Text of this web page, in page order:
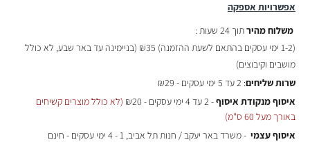
אפשרויות אספקה
משלוח מהירתוך 24 שעות :
(1-2 ימי עסקים בהתאם לשעת ההזמנה)
₪35 (בניימינה עד באר שבע, לא כולל
מושבים וקיבוצים)
שרות שליחים: 2 עד 5 ימי עסקים - ₪29
איסוף מנקודת איסוף- 2 עד 4 ימי עסקים - ₪20
(לא כולל מוצרים קשיחים
באורך מעל 60 ס"מ)
איסוף עצמי - משרד באר יעקב / חנות תל אביב, 1 - 4 ימי עסקים - חינם